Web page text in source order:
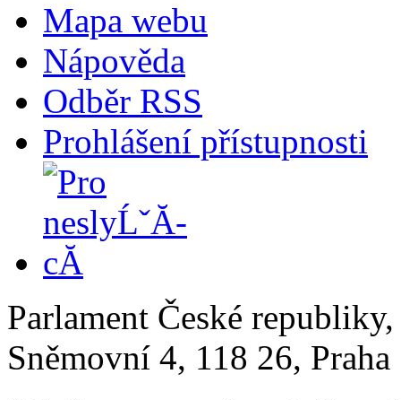
Mapa webu
Nápověda
Odběr RSS
Prohlášení přístupnosti
Parlament České
Sněmovní 4, 118 26,